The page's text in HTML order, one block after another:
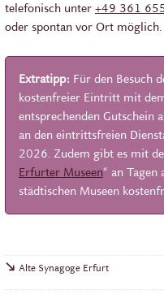
telefonisch unter +49 361
oder spontan vor Ort möglich.
Extratipp: Für den Besuch
kostenfreier Eintritt mit
entsprechenden Gutschein
an den eintrittsfreien
2026. Zudem gibt es mit
Erfurter Museen“ an Tagen
städtischen Museen
Alte Synagoge Erfurt